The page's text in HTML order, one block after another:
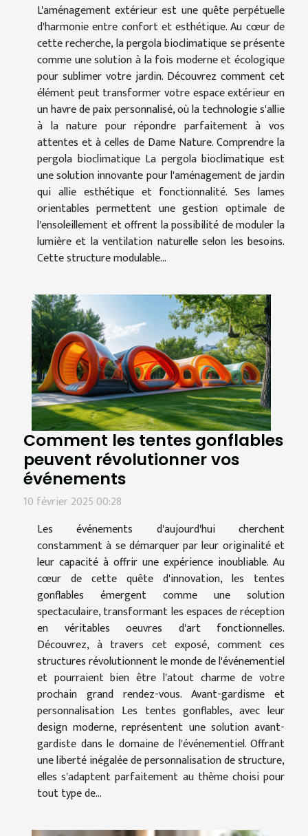
L'aménagement extérieur est une quête perpétuelle
d'harmonie entre confort et esthétique. Au cœur de
cette recherche, la pergola bioclimatique se présente
comme une solution à la fois moderne et écologique
pour sublimer votre jardin. Découvrez comment cet
élément peut transformer votre espace extérieur en
un havre de paix personnalisé, où la technologie s'allie
à la nature pour répondre parfaitement à vos
attentes et à celles de Dame Nature. Comprendre la
pergola bioclimatique La pergola bioclimatique est
une solution innovante pour l'aménagement de jardin
qui allie esthétique et fonctionnalité. Ses lames
orientables permettent une gestion optimale de
l'ensoleillement et offrent la possibilité de moduler la
lumière et la ventilation naturelle selon les besoins.
Cette structure modulable...
Comment les tentes gonflables
peuvent révolutionner vos
événements
10 février 2025 00:28
Les événements d'aujourd'hui cherchent
constamment à se démarquer par leur originalité et
leur capacité à offrir une expérience inoubliable. Au
cœur de cette quête d'innovation, les tentes
gonflables émergent comme une solution
spectaculaire, transformant les espaces de réception
en véritables oeuvres d'art fonctionnelles.
Découvrez, à travers cet exposé, comment ces
structures révolutionnent le monde de l'événementiel
et pourraient bien être l'atout charme de votre
prochain grand rendez-vous. Avant-gardisme et
personnalisation Les tentes gonflables, avec leur
design moderne, représentent une solution avant-
gardiste dans le domaine de l'événementiel. Offrant
une liberté inégalée de personnalisation de structure,
elles s'adaptent parfaitement au thème choisi pour
tout type de...